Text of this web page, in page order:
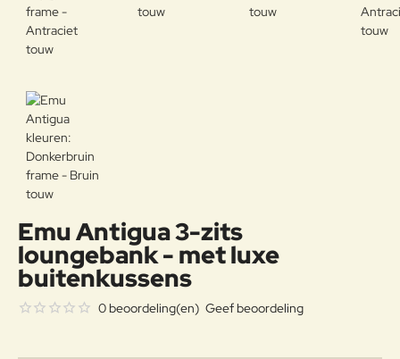
Emu Antigua 3-zits
loungebank - met luxe
buitenkussens
0 beoordeling(en) Geef beoordeling